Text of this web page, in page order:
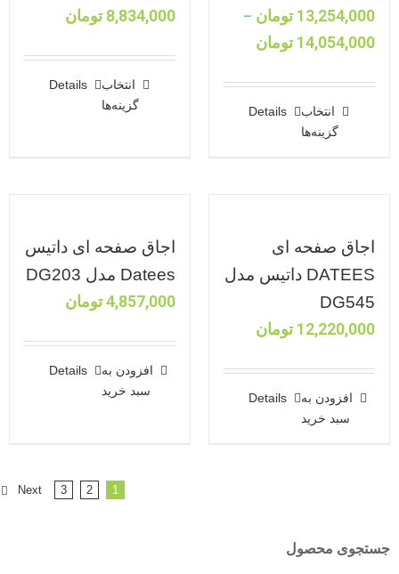
13,254,000 تومان –
14,054,000 تومان
انتخاب
گزینه‌ها
Details
8,834,000 تومان
انتخاب
گزینه‌ها
Details
اجاق صفحه ای
DATEES داتیس مدل
DG545
12,220,000 تومان
افزودن به
سبد خرید
Details
اجاق صفحه ای داتیس
Datees مدل DG203
4,857,000تومان
افزودن به
سبد خرید
Details
1
2
3
Next
جستجوی محصول